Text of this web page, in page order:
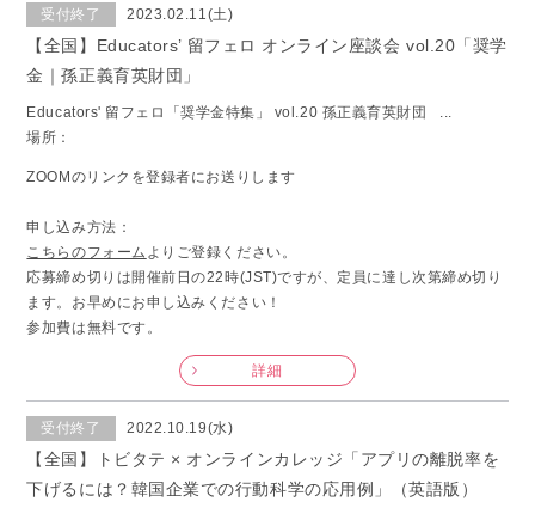
受付終了 2023.02.11(土)
【全国】Educators’ 留フェロ オンライン座談会 vol.20「奨学
金｜孫正義育英財団」
Educators' 留フェロ「奨学金特集」 vol.20 孫正義育英財団 ...
場所：
ZOOMのリンクを登録者にお送りします
申し込み方法：
こちらのフォーム よりご登録ください。
応募締め切りは開催前日の22時(JST)ですが、定員に達し次第締め切り
ます。お早めにお申し込みください！
参加費は無料です。
詳細
受付終了 2022.10.19(水)
【全国】トビタテ × オンラインカレッジ「アプリの離脱率を
下げるには？韓国企業での行動科学の応用例」（英語版）